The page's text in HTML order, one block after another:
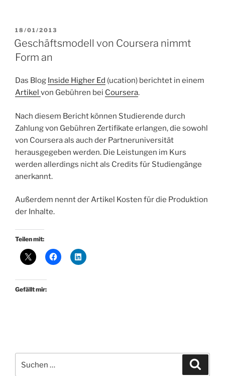
VERÖFFENTLICHT
AM
18/01/2013
Geschäftsmodell von Coursera nimmt
Form an
Das Blog Inside Higher Ed (ucation) berichtet in einem
Artikel von Gebühren bei Coursera.
Nach diesem Bericht können Studierende durch
Zahlung von Gebühren Zertifikate erlangen, die sowohl
von Coursera als auch der Partneruniversität
herausgegeben werden. Die Leistungen im Kurs
werden allerdings nicht als Credits für Studiengänge
anerkannt.
Außerdem nennt der Artikel Kosten für die Produktion
der Inhalte.
Teilen mit:
Gefällt mir:
nach: